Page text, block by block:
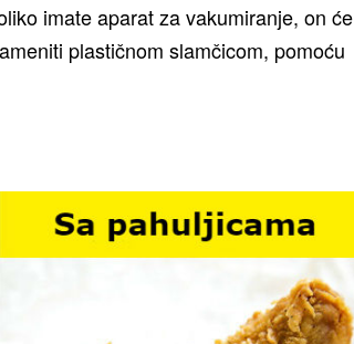
imate aparat za vakumiranje, on će
plastičnom slamčicom, pomoću